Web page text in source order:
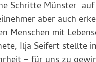
Schritte Münster
aber auch
Menschen mit
Ilja Seifert stellte